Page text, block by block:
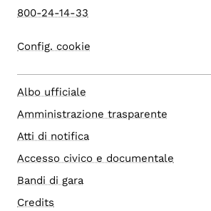
800-24-14-33
Config. cookie
Albo ufficiale
Amministrazione trasparente
Atti di notifica
Accesso civico e documentale
Bandi di gara
Credits